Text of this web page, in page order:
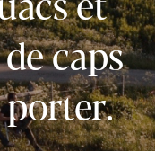
caps
porter.